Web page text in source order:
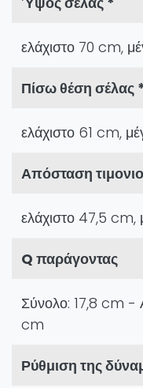
ελάχιστο 70 cm,
Πίσω θέση σέλας *
ελάχιστο 61 cm,
Απόσταση
ελάχιστο 47,5 cm,
Q παράγοντας
Σύνολο: 17,8 cm -
cm
Ρύθμιση της